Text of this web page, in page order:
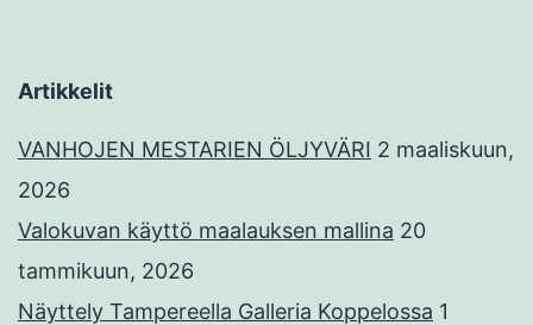
Artikkelit
VANHOJEN MESTARIEN ÖLJYVÄRI 2 maaliskuun,
2026
Valokuvan käyttö maalauksen mallina 20
tammikuun, 2026
Näyttely Tampereella Galleria Koppelossa 1